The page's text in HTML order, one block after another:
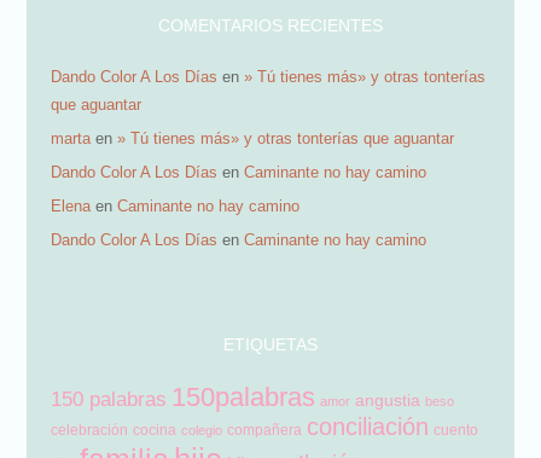
COMENTARIOS RECIENTES
Dando Color A Los Días en» Tú tienes más» y otras tonterías
que aguantar
martaen» Tú tienes más» y otras tonterías que aguantar
Dando Color A Los Días enCaminante no hay camino
ElenaenCaminante no hay camino
Dando Color A Los Días enCaminante no hay camino
ETIQUETAS
150 palabras 150palabras amor angustia beso
celebración cocina colegio compañera conciliación cuento